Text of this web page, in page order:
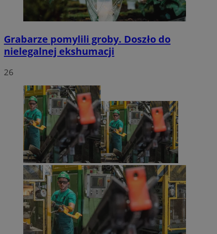
Grabarze pomylili groby. Doszło do
nielegalnej ekshumacji
26